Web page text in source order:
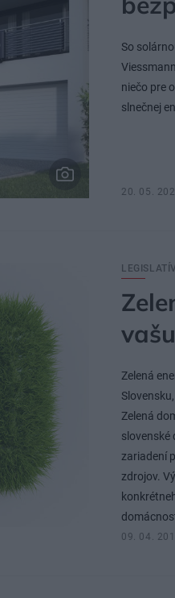
So
niečo pre
slnečnej
20. 05.
Zelená
Zelená
slovenské
zariadení
zdrojov.
09. 04.